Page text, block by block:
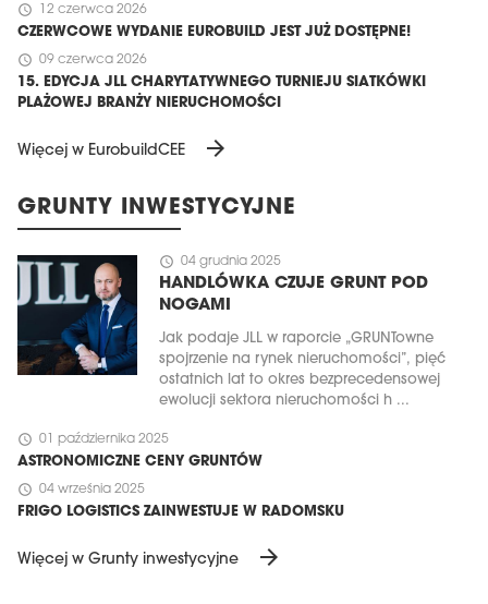
schedule 12 czerwca 2026
CZERWCOWE WYDANIE EUROBUILD JEST JUŻ DOSTĘPNE!
schedule 09 czerwca 2026
15. EDYCJA JLL CHARYTATYWNEGO TURNIEJU SIATKÓWKI
PLAŻOWEJ BRANŻY NIERUCHOMOŚCI
Więcej w EurobuildCEE arrow_forward
GRUNTY INWESTYCYJNE
schedule 04 grudnia 2025
HANDLÓWKA CZUJE GRUNT POD
NOGAMI
Jak podaje JLL w raporcie „GRUNTowne
spojrzenie na rynek nieruchomości”, pięć
ostatnich lat to okres bezprecedensowej
ewolucji sektora nieruchomości h ...
schedule 01 października 2025
ASTRONOMICZNE CENY GRUNTÓW
schedule 04 września 2025
FRIGO LOGISTICS ZAINWESTUJE W RADOMSKU
Więcej w Grunty inwestycyjne arrow_forward